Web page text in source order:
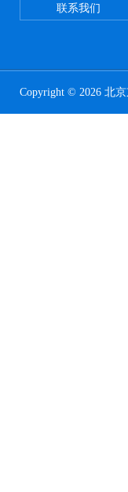
联系我们
Copyright © 2026 北